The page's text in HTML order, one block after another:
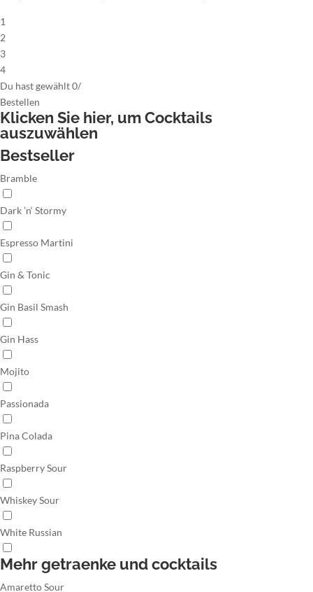
1
2
3
4
Du hast gewählt0/
Bestellen
Klicken Sie hier, um Cocktails
auszuwählen
Bestseller
Bramble
Dark ’n‘ Stormy
Espresso Martini
Gin & Tonic
Gin Basil Smash
Gin Hass
Mojito
Passionada
Pina Colada
Raspberry Sour
Whiskey Sour
White Russian
Mehr getraenke und cocktails
Amaretto Sour